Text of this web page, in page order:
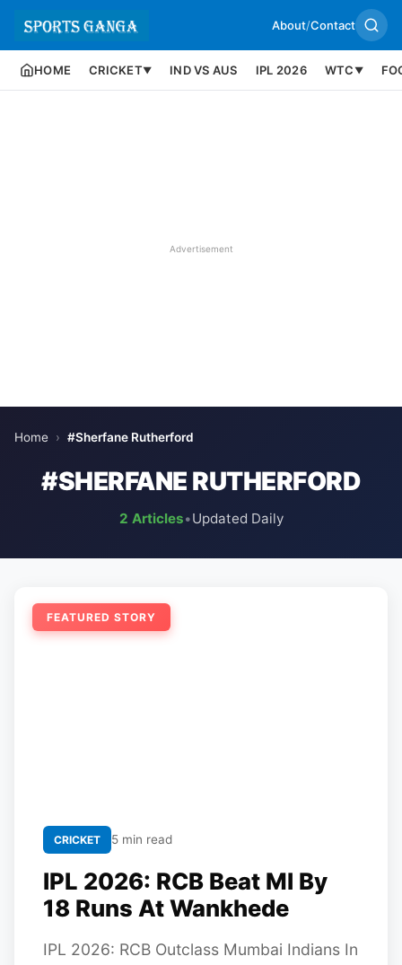
About/Contact
HOME CRICKET▼ IND VS AUS IPL 2026 WTC ▼
Advertisement
Home › #Sherfane Rutherford
#SHERFANE RUTHERFORD
2 Articles•Updated Daily
FEATURED STORY
CRICKET 5 min read
IPL 2026: RCB Beat MI By
18 Runs At Wankhede
IPL 2026: RCB Outclass Mumbai Indians In